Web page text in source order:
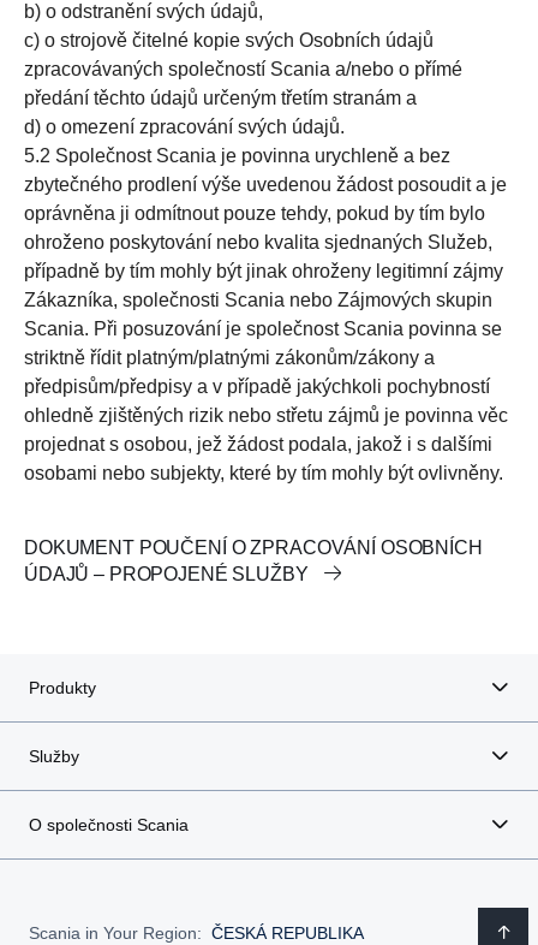
b) o odstranění svých údajů,
c) o strojově čitelné kopie svých Osobních údajů
zpracovávaných společností Scania a/nebo o přímé
předání těchto údajů určeným třetím stranám a
d) o omezení zpracování svých údajů.
5.2 Společnost Scania je povinna urychleně a bez
zbytečného prodlení výše uvedenou žádost posoudit a je
oprávněna ji odmítnout pouze tehdy, pokud by tím bylo
ohroženo poskytování nebo kvalita sjednaných Služeb,
případně by tím mohly být jinak ohroženy legitimní zájmy
Zákazníka, společnosti Scania nebo Zájmových skupin
Scania. Při posuzování je společnost Scania povinna se
striktně řídit platným/platnými zákonům/zákony a
předpisům/předpisy a v případě jakýchkoli pochybností
ohledně zjištěných rizik nebo střetu zájmů je povinna věc
projednat s osobou, jež žádost podala, jakož i s dalšími
osobami nebo subjekty, které by tím mohly být ovlivněny.
DOKUMENT POUČENÍ O ZPRACOVÁNÍ OSOBNÍCH
ÚDAJŮ – PROPOJENÉ SLUŽBY
Produkty
Služby
O společnosti Scania
Scania in Your Region: ČESKÁ REPUBLIKA